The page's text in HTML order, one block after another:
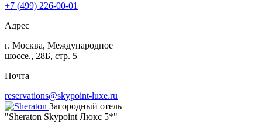
+7 (499) 226-00-01
Адрес
г. Москва, Международное
шоссе., 28Б, стр. 5
Почта
reservations@skypoint-luxe.ru
Загородный отель
"Sheraton Skypoint Люкс 5*"